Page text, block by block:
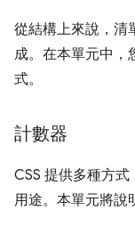
從結構上來說，清
成。在本單元中，
式。
計數器
CSS 提供多種方
用途。本單元將說